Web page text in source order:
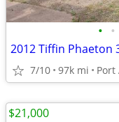
• •
2012 Tiffin Phaeton
7/10 97k mi Port
$21,000